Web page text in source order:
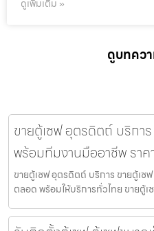
ดูเพิ่มเติม »
ดูบทคว
ขายตู้เซฟ อุตรดิตถ์ บริกา
พร้อมทีมงานมืออาชีพ ราค
ขายตู้เซฟ อุตรดิตถ์ บริการ ขายตู้เ
ตลอด พร้อมให้บริการทั่วไทย ขายตู้